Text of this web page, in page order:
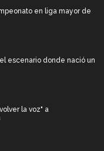
en liga mayor de
escenario donde nació un
la voz" a